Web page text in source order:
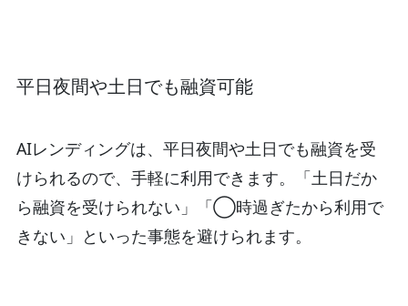
平日夜間や土日でも融資可能
AIレンディングは、平日夜間や土日でも融資を受
けられるので、手軽に利用できます。「土日だか
ら融資を受けられない」「◯時過ぎたから利用で
きない」といった事態を避けられます。